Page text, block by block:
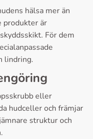
hälsa mer än
produkter är
För dem
lindring.
eller
hudceller och främjar
struktur och